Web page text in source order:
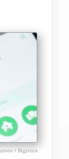
/ Bigstock